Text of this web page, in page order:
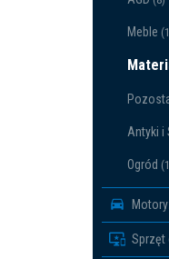
Meble
Antyki i
Ogród
Sprzęt